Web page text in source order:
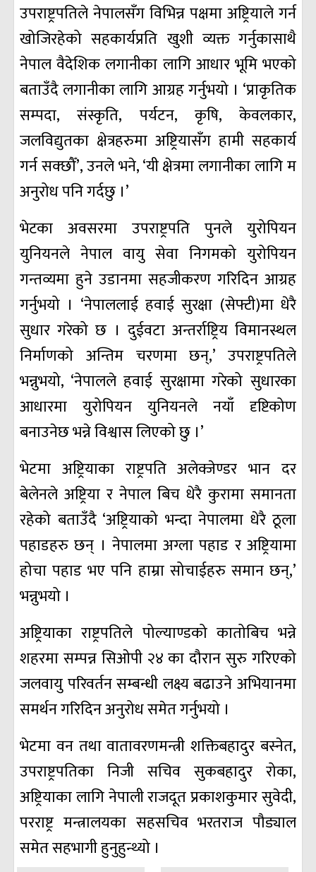
उपराष्ट्रपतिले नेपालसँग विभिन्न पक्षमा अष्ट्रियाले गर्न
खोजिरहेको सहकार्यप्रति खुशी व्यक्त गर्नुकासाथै
नेपाल वैदेशिक लगानीका लागि आधार भूमि भएको
बताउँदै लगानीका लागि आग्रह गर्नुभयो । ‘प्राकृतिक
सम्पदा, संस्कृति, पर्यटन, कृषि, केवलकार,
जलविद्युतका क्षेत्रहरुमा अष्ट्रियासँग हामी सहकार्य
गर्न सक्छौँ’, उनले भने, ‘यी क्षेत्रमा लगानीका लागि म
अनुरोध पनि गर्दछु ।’
भेटका अवसरमा उपराष्ट्रपति पुनले युरोपियन
युनियनले नेपाल वायु सेवा निगमको युरोपियन
गन्तव्यमा हुने उडानमा सहजीकरण गरिदिन आग्रह
गर्नुभयो । ‘नेपाललाई हवाई सुरक्षा (सेफ्टी)मा धेरै
सुधार गरेको छ । दुईवटा अन्तर्राष्ट्रिय विमानस्थल
निर्माणको अन्तिम चरणमा छन्,’ उपराष्ट्रपतिले
भन्नुभयो, ‘नेपालले हवाई सुरक्षामा गरेको सुधारका
आधारमा युरोपियन युनियनले नयाँ दृष्टिकोण
बनाउनेछ भन्ने विश्वास लिएको छु ।’
भेटमा अष्ट्रियाका राष्ट्रपति अलेक्जेण्डर भान दर
बेलेनले अष्ट्रिया र नेपाल बिच धेरै कुरामा समानता
रहेको बताउँदै ‘अष्ट्रियाको भन्दा नेपालमा धेरै ठूला
पहाडहरु छन् । नेपालमा अग्ला पहाड र अष्ट्रियामा
होचा पहाड भए पनि हाम्रा सोचाईहरु समान छन्,’
भन्नुभयो ।
अष्ट्रियाका राष्ट्रपतिले पोल्याण्डको कातोबिच भन्ने
शहरमा सम्पन्न सिओपी २४ का दौरान सुरु गरिएको
जलवायु परिवर्तन सम्बन्धी लक्ष्य बढाउने अभियानमा
समर्थन गरिदिन अनुरोध समेत गर्नुभयो ।
भेटमा वन तथा वातावरणमन्त्री शक्तिबहादुर बस्नेत,
उपराष्ट्रपतिका निजी सचिव सुकबहादुर रोका,
अष्ट्रियाका लागि नेपाली राजदूत प्रकाशकुमार सुवेदी,
परराष्ट्र मन्त्रालयका सहसचिव भरतराज पौड्याल
समेत सहभागी हुनुहुन्थ्यो ।